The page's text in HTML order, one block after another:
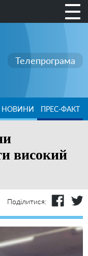
Телепрограма
НОВИНИ ПРЕС-ФАКТ
високий
Поділитися: